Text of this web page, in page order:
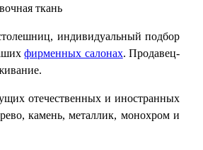
индивидуальный подбор
фирменных салонах. Продавец-
отечественных и иностранных
камень, металлик, монохром и